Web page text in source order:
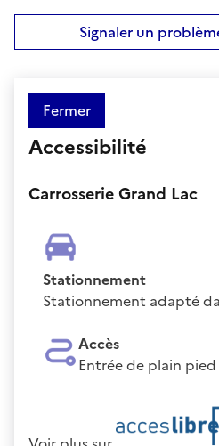
Signaler un
Fermer
Accessibilité
Carrosserie Grand Lac
Stationnement
Stationnement adapté
Accès
Entrée de plain pied